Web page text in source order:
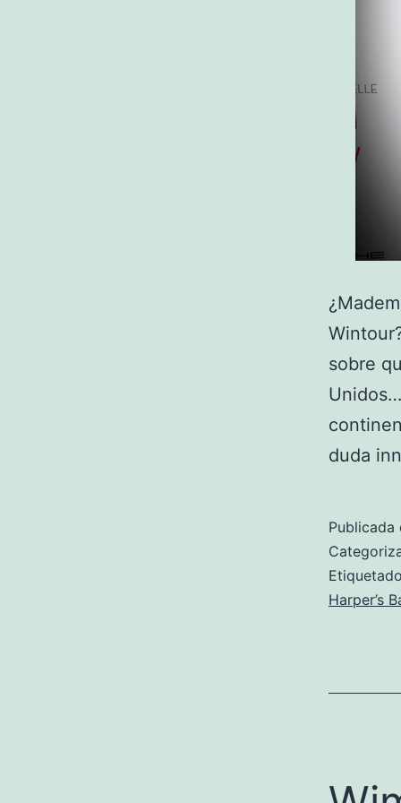
sobre
duda
Harper’s